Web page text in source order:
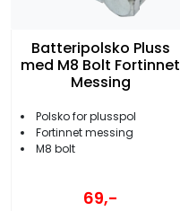
Batteripolsko Pluss
med M8 Bolt Fortinnet
Messing
Polsko for plusspol
Fortinnet messing
M8 bolt
69,-